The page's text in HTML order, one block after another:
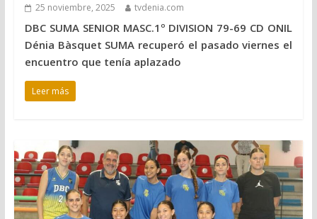
25 noviembre, 2025 tvdenia.com
DBC SUMA SENIOR MASC.1º DIVISION 79-69 CD ONIL
Dénia Bàsquet SUMA recuperó el pasado viernes el
encuentro que tenía aplazado
Leer más